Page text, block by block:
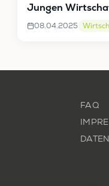
Jungen
08.04.2025
FAQ